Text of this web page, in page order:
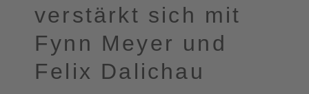
verstärkt sich mit
Fynn Meyer und
Felix Dalichau